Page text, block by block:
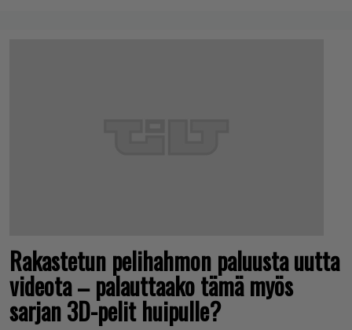
Rakastetun pelihahmon paluusta uutta
videota – palauttaako tämä myös
sarjan 3D-pelit huipulle?